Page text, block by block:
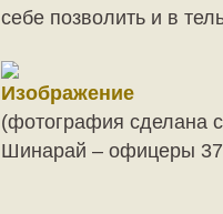
себе позволить и в
(фотография сделана
Шинарай – офицеры